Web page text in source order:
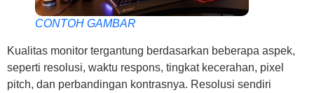
CONTOH GAMBAR
Kualitas monitor tergantung berdasarkan beberapa aspek,
seperti resolusi, waktu respons, tingkat kecerahan, pixel
pitch, dan perbandingan kontrasnya. Resolusi sendiri